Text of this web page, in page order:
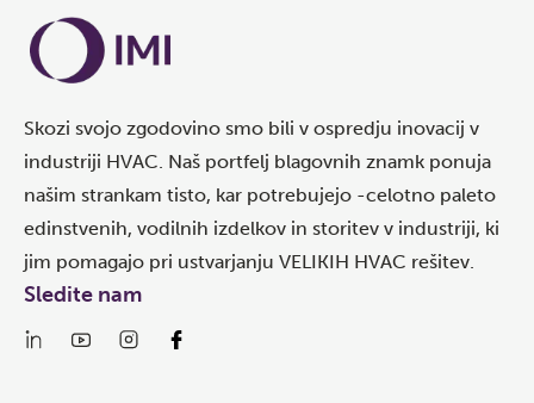
Skozi svojo zgodovino smo bili v ospredju inovacij v
industriji HVAC. Naš portfelj blagovnih znamk ponuja
našim strankam tisto, kar potrebujejo -celotno paleto
edinstvenih, vodilnih izdelkov in storitev v industriji, ki
jim pomagajo pri ustvarjanju VELIKIH HVAC rešitev.
Sledite nam